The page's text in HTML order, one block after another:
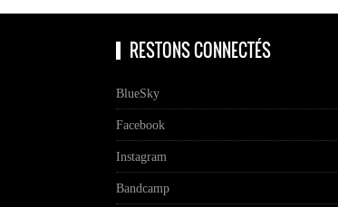
RESTONS CONNECTÉS
BlueSky
Facebook
Instagram
Bandcamp